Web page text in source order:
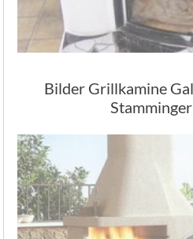
Bilder Grillkamine